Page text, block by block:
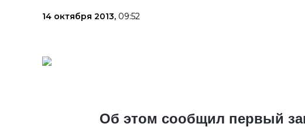
14 октября 2013, 09:52
Об этом сообщил первый